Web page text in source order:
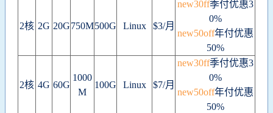
2核 2G 20G750M500G Linux $3/月
new30ff季付优惠3
0%
new50off年付优惠
50%
2核 4G 60G
1000
M
100G Linux $7/月
new30ff季付优惠3
0%
new50off年付优惠
50%